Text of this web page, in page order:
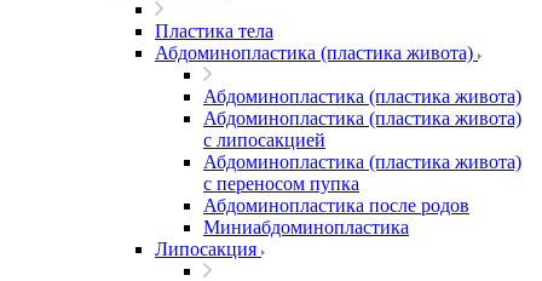
Пластика тела
Абдоминопластика (пластика живота)
Абдоминопластика (пластика живота)
Абдоминопластика (пластика живота)
с липосакцией
Абдоминопластика (пластика живота)
с переносом пупка
Абдоминопластика после родов
Миниабдоминопластика
Липосакция